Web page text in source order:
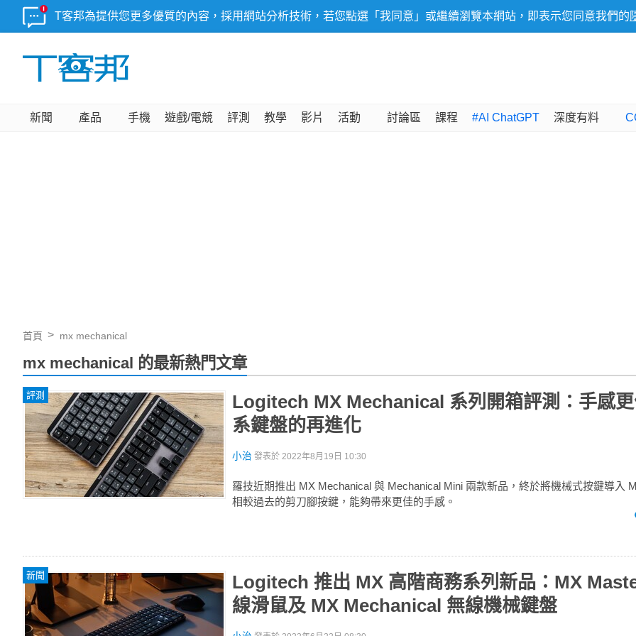
T客邦為提供您更多優質的內容，採用網站分析技術，若您點選「我同意」或繼續瀏覽本網站，即表示您同意我們的
新聞 產品 手機 遊戲/電競 評測 教學 影片 活動 討論區 課程 #AI ChatGPT 深度有料
首頁 mx mechanical
mx mechanical 的最新熱門文章
評測
Logitech MX Mechanical 系列開箱評測：手感
系鍵盤的再進化
小治 發表於 2022年8月19日 10:30
羅技近期推出 MX Mechanical 與 Mechanical Mini 兩款新品，終於將機械式按鍵導入
相較過去的剪刀腳按鍵，能夠帶來更佳的手感。
新聞
Logitech 推出 MX 高階商務系列新品：MX
線滑鼠及 MX Mechanical 無線機械鍵盤